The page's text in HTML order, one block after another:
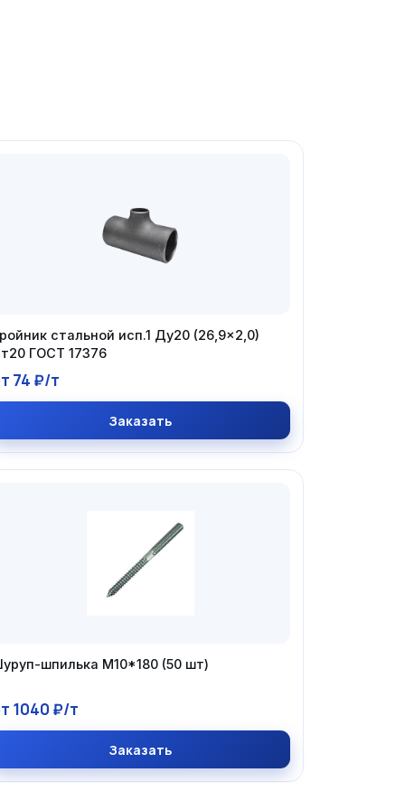
стальной исп.1 Ду20 (26,9×2,0)
ГОСТ 17376
74 ₽/т
Заказать
шпилька М10*180 (50 шт)
1040 ₽/т
Заказать